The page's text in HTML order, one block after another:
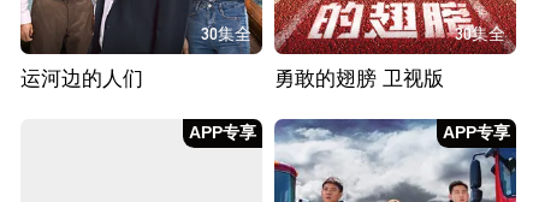
30集全
运河边的人们
30集全
勇敢的翅膀 卫视版
APP专享 APP专享